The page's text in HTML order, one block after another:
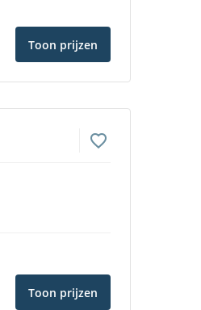
Toon prijzen
Toon prijzen